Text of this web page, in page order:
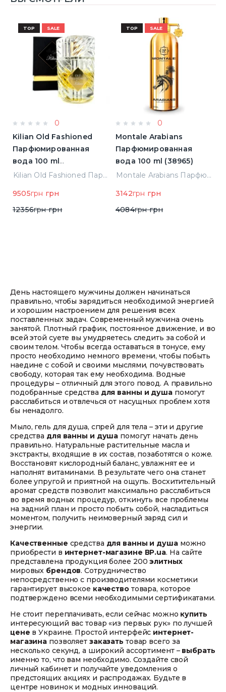
TOP SALE
0
Kilian Old Fashioned
Парфюмированная
вода 100 ml
(3700550240723)
Kilian Old Fashioned Парфюмированная вода 100 ml (3700550240723)
9505грн грн
12356грнгрн
TOP SALE
0
Montale Arabians
Парфюмированная
вода 100 ml (38965)
Montale Arabians Парфюмированная вода 100 ml (38965)
3142грн грн
4084грнгрн
День настоящего мужчины должен начинаться
правильно, чтобы зарядиться необходимой энергией
и хорошим настроением для решения всех
поставленных задач. Современный мужчина очень
занятой. Плотный график, постоянное движение, и во
всей этой суете вы умудряетесь следить за собой и
своим телом. Чтобы всегда оставаться в тонусе, ему
просто необходимо немного времени, чтобы побыть
наедине с собой и своими мыслями, почувствовать
свободу, которая так ему необходима. Водные
процедуры – отличный для этого повод. А правильно
подобранные средства для ванны и душапомогут
расслабиться и отвлечься от насущных проблем хотя
бы ненадолго.
Мыло, гель для душа, спрей для тела – эти и другие
средства для ванны и душа помогут начать день
правильно. Натуральные растительные масла и
экстракты, входящие в их состав, позаботятся о коже.
Восстановят кислородный баланс, увлажнят ее и
наполнят витаминами. В результате чего она станет
более упругой и приятной на ощупь. Восхитительный
аромат средств позволит максимально расслабиться
во время водных процедур, откинуть все проблемы
на задний план и просто побыть собой, насладиться
моментом, получить неимоверный заряд сил и
энергии.
Качественные средства для ванны и душаможно
приобрести в интернет-магазине ВР.ua. На сайте
представлена продукция более 200элитных
мировых брендов. Сотрудничество
непосредственно с производителями косметики
гарантирует высокое качествотовара, которое
подтверждено всеми необходимыми сертификатами.
Не стоит переплачивать, если сейчас можно купить
интересующий вас товар «из первых рук» по лучшей
цене в Украине. Простой интерфейс интернет-
магазина позволяет заказать товар всего за
несколько секунд, а широкий ассортимент – выбрать
именно то, что вам необходимо. Создайте свой
личный кабинет и получайте уведомления о
предстоящих акциях и распродажах. Будьте в
центре новинок и модных инноваций.